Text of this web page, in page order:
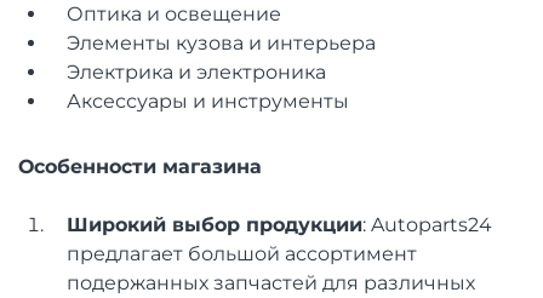
Оптика и освещение
Элементы кузова и интерьера
Электрика и электроника
Аксессуары и инструменты
Особенности магазина
Широкий выбор продукции: Autoparts24
предлагает большой ассортимент
подержанных запчастей для различных